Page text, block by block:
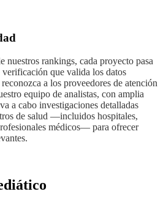
nuestros rankings, cada proyecto pasa
que valida los datos
a los proveedores de atención
equipo de analistas, con amplia
a cabo investigaciones detalladas
de salud —incluidos hospitales,
médicos— para ofrecer